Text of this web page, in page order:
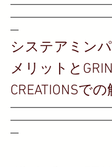
━
システアミン
メリットと
CREATIONSで
━